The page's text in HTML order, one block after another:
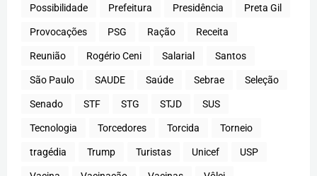
Possibilidade Prefeitura Presidência Preta Gil
Provocações PSG Ração Receita
Reunião Rogério Ceni Salarial Santos
São Paulo SAUDE Saúde Sebrae Seleção
Senado STF STG STJD SUS
Tecnologia Torcedores Torcida Torneio
tragédia Trump Turistas Unicef USP